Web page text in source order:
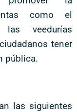
como el
las veedurías
tener
pública.
las siguientes